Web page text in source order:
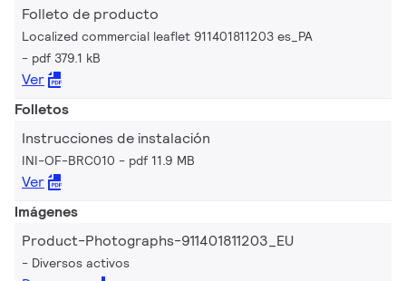
Folleto de producto
Localized commercial leaflet 911401811203 es_PA
pdf 379.1 kB
Ver
Folletos
Instrucciones de instalación
INI-OF-BRC010 pdf 11.9 MB
Ver
Imágenes
Product-Photographs-911401811203_EU
Diversos activos